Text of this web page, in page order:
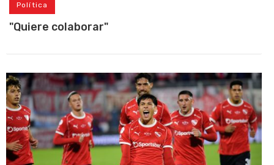
Política
"Quiere colaborar"